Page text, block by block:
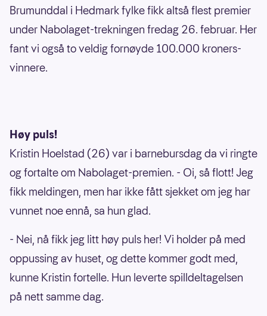
Brumunddal i Hedmark fylke fikk altså flest premier
under Nabolaget-trekningen fredag 26. februar. Her
fant vi også to veldig fornøyde 100.000 kroners-
vinnere.
Høy puls!
Kristin Hoelstad (26) var i barnebursdag da vi ringte
og fortalte om Nabolaget-premien. - Oi, så flott! Jeg
fikk meldingen, men har ikke fått sjekket om jeg har
vunnet noe ennå, sa hun glad.
- Nei, nå fikk jeg litt høy puls her! Vi holder på med
oppussing av huset, og dette kommer godt med,
kunne Kristin fortelle. Hun leverte spilldeltagelsen
på nett samme dag.